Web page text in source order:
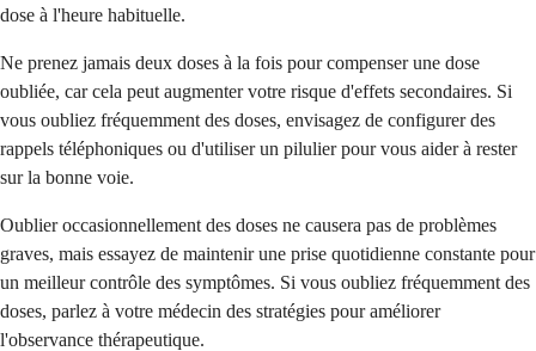
dose à l'heure habituelle.
Ne prenez jamais deux doses à la fois pour compenser une dose
oubliée, car cela peut augmenter votre risque d'effets secondaires. Si
vous oubliez fréquemment des doses, envisagez de configurer des
rappels téléphoniques ou d'utiliser un pilulier pour vous aider à rester
sur la bonne voie.
Oublier occasionnellement des doses ne causera pas de problèmes
graves, mais essayez de maintenir une prise quotidienne constante pour
un meilleur contrôle des symptômes. Si vous oubliez fréquemment des
doses, parlez à votre médecin des stratégies pour améliorer
l'observance thérapeutique.